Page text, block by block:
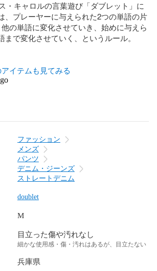
・キャロルの言葉遊び「ダブレット」に
、プレーヤーに与えられた2つの単語の片
の単語に変化させていき、始めに与えら
まで変化させていく、というルール。
イテムも見てみる
ファッション
メンズ
パンツ
デニム・ジーンズ
ストレートデニム
doublet
M
目立った傷や汚れなし
細かな使用感・傷・汚れはあるが、目立たない
兵庫県